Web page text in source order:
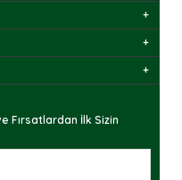
Fırsatlardan İlk Sizin